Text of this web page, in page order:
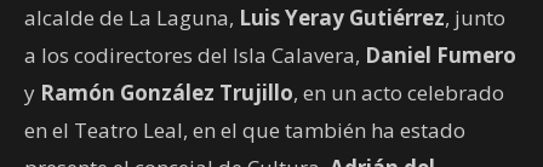
alcalde de La Laguna, Luis Yeray Gutiérrez, junto
a los codirectores del Isla Calavera, Daniel Fumero
y Ramón González Trujillo, en un acto celebrado
en el Teatro Leal, en el que también ha estado